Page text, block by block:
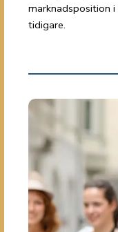
marknadsposition
tidigare.